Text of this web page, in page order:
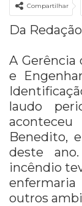
Compartilhar
Da Redação
A Gerência
e
laudo
Benedito,
deste
incêndio
outros